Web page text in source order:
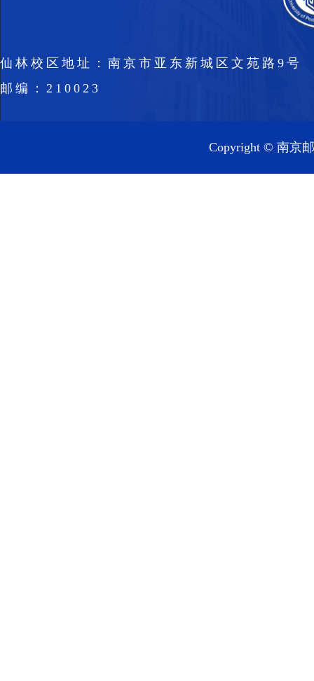
仙林校区地址：南京市亚东新城区文苑路9号
邮编：210023
Copyright © 南京